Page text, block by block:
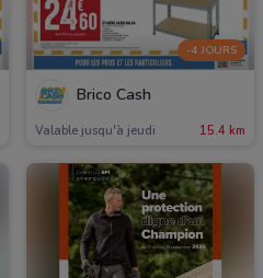
-4 JOURS
Brico Cash
Valable jusqu'à jeudi 15.4 km